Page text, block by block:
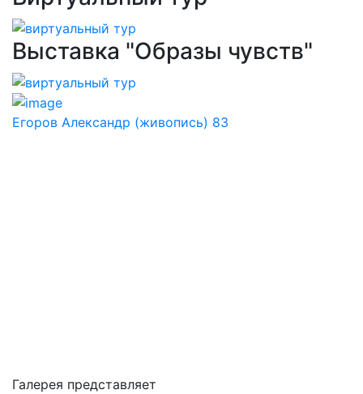
Выставка "Образы чувств"
Егоров Александр (живопись) 83
Галерея представляет